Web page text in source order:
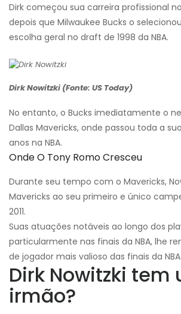
Dirk começou sua carreira profissional
depois que Milwaukee Bucks o
escolha geral no draft de 1998 da NBA.
Dirk Nowitzki (Fonte: US Today)
No entanto, o Bucks imediatamente o
Dallas Mavericks, onde passou toda a
anos na NBA.
Onde O Tony Romo Cresceu
Durante seu tempo com o Mavericks,
Mavericks ao seu primeiro e único
2011.
Suas atuações notáveis ​​ao longo dos
particularmente nas finais da NBA, lhe
de jogador mais valioso das finais da NBA.
Dirk Nowitzki tem
irmão?